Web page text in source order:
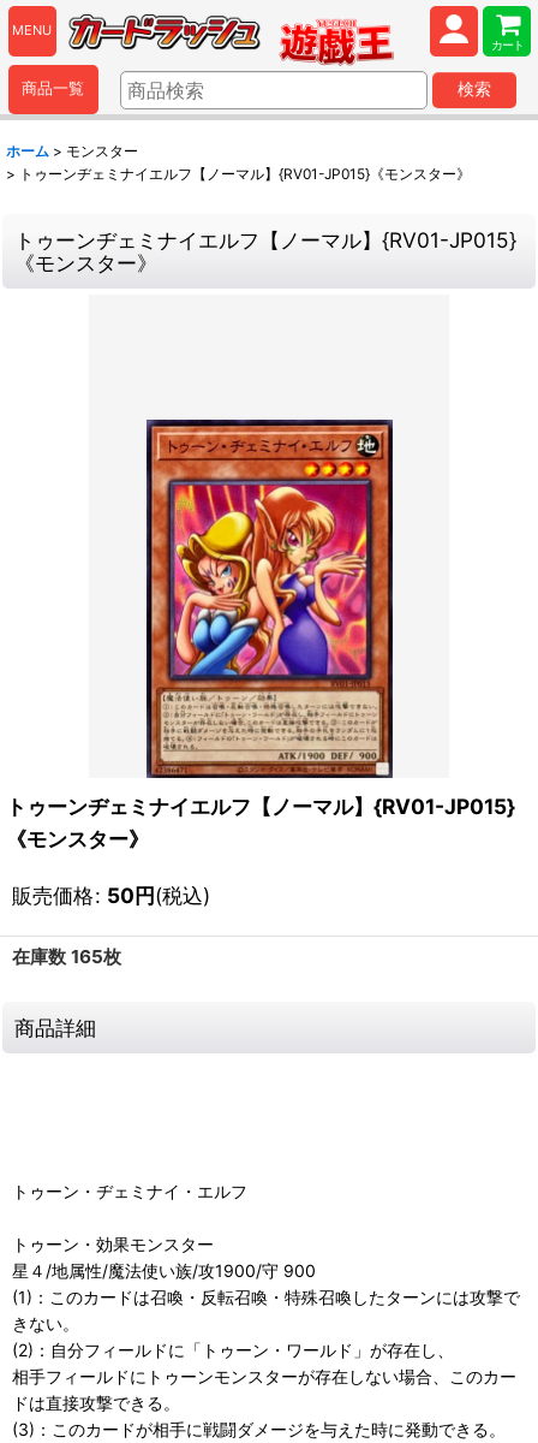
MENU
カート
商品一覧 検索
ホーム > モンスター
> トゥーンヂェミナイエルフ【ノーマル】{RV01-JP015}《モンスター》
トゥーンヂェミナイエルフ【ノーマル】{RV01-JP015}
《モンスター》
トゥーンヂェミナイエルフ【ノーマル】{RV01-JP015}
《モンスター》
販売価格: 50円(税込)
在庫数 165枚
商品詳細
トゥーン・ヂェミナイ・エルフ
トゥーン・効果モンスター
星４/地属性/魔法使い族/攻1900/守 900
(1)：このカードは召喚・反転召喚・特殊召喚したターンには攻撃で
きない。
(2)：自分フィールドに「トゥーン・ワールド」が存在し、
相手フィールドにトゥーンモンスターが存在しない場合、このカー
ドは直接攻撃できる。
(3)：このカードが相手に戦闘ダメージを与えた時に発動できる。